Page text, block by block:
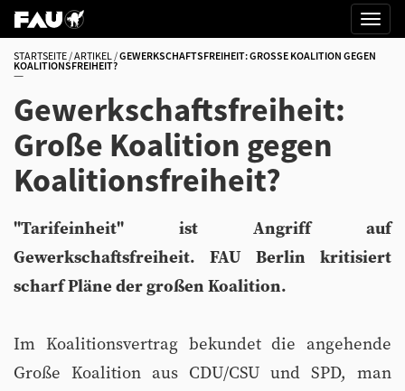
STARTSEITE ARTIKEL GEWERKSCHAFTSFREIHEIT: GROSSE KOALITION GEGEN K
OALITIONSFREIHEIT?
Gewerkschaftsfreiheit:
Große Koalition gegen
Koalitionsfreiheit?
"Tarifeinheit" ist Angriff auf
Gewerkschaftsfreiheit. FAU Berlin kritisiert
scharf Pläne der großen Koalition.
Im Koalitionsvertrag bekundet die angehende
Große Koalition aus CDU/CSU und SPD, man